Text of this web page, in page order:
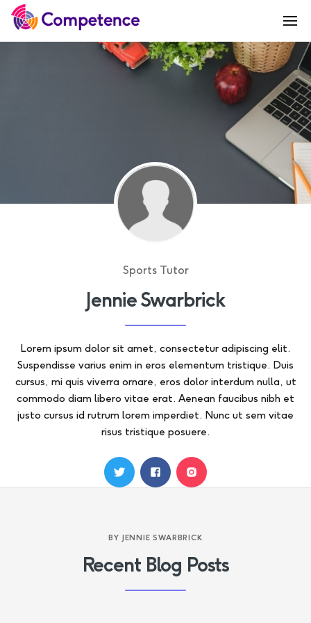
Sports Tutor
Jennie Swarbrick
Lorem ipsum dolor sit amet, consectetur adipiscing elit.
Suspendisse varius enim in eros elementum tristique. Duis
cursus, mi quis viverra ornare, eros dolor interdum nulla, ut
commodo diam libero vitae erat. Aenean faucibus nibh et
justo cursus id rutrum lorem imperdiet. Nunc ut sem vitae
risus tristique posuere.
BY JENNIE SWARBRICK
Recent Blog Posts